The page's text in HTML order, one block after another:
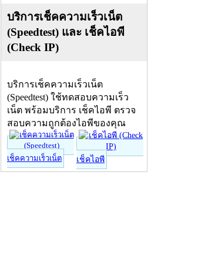
บริการเช็คความเร็วเน็ต
(Speedtest) และ เช็คไอพี
(Check IP)
บริการเช็คความเร็วเน็ต
(Speedtest) ใช้ทดสอบความเร็ว
เน็ต พร้อมบริการ เช็คไอพี ตรวจ
สอบความถูกต้องไอพีของคุณ
เช็คความเร็วเน็ต เช็คไอพี